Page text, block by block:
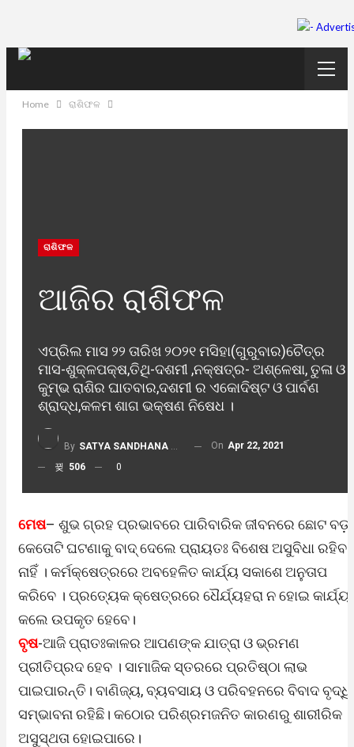
Home ରାଶିଫଳ
ରାଶିଫଳ
ଆଜିର ରାଶିଫଳ
ଏପ୍ରିଲ ମାସ ୨୨ ତାରିଖ ୨୦୨୧ ମସିହା(ଗୁରୁବାର)ଚୈତ୍ର
ମାସ-ଶୁକ୍ଳପକ୍ଷ,ତିଥି-ଦଶମୀ ,ନକ୍ଷତ୍ର- ଅଶ୍ଳେଷା, ତୁଳା ଓ
କୁମ୍ଭ ରାଶିର ଘାତବାର,ଦଶମୀ ର ଏକୋଦିଷ୍ଟ ଓ ପାର୍ବଣ
ଶ୍ରାଦ୍ଧ,କଳମ ଶାଗ ଭକ୍ଷଣ ନିଷେଧ ।
By SATYA SANDHANA DESK On Apr 22, 2021
506
0
ମେଷ– ଶୁଭ ଗ୍ରହ ପ୍ରଭାବରେ ପାରିବାରିକ ଜୀବନରେ ଛୋଟ ବଡ଼
କେତୋଟି ଘଟଣାକୁ ବାଦ୍ ଦେଲେ ପ୍ରାୟତଃ ବିଶେଷ ଅସୁବିଧା ରହିବ
ନାହିଁ । କର୍ମକ୍ଷେତ୍ରରେ ଅବହେଳିତ କାର୍ଯ୍ୟ ସକାଶେ ଅନୁତାପ
କରିବେ । ପ୍ରତ୍ୟେକ କ୍ଷେତ୍ରରେ ଧୈର୍ଯ୍ୟହରା ନ ହୋଇ କାର୍ଯ୍ୟ
କଲେ ଉପକୃତ ହେବେ।
ବୃଷ-ଆଜି ପ୍ରାତଃକାଳର ଆପଣଙ୍କ ଯାତ୍ରା ଓ ଭ୍ରମଣ
ପ୍ରୀତିପ୍ରଦ ହେବ । ସାମାଜିକ ସ୍ତରରେ ପ୍ରତିଷ୍ଠା ଲାଭ
ପାଇପାରନ୍ତି। ବାଣିଜ୍ୟ, ବ୍ୟବସାୟ ଓ ପରିବହନରେ ବିବାଦ
ସମ୍ଭାବନା ରହିଛି। କଠୋର ପରିଶ୍ରମଜନିତ କାରଣରୁ ଶାରୀରିକ
ଅସୁସ୍ଥତା ହୋଇପାରେ।